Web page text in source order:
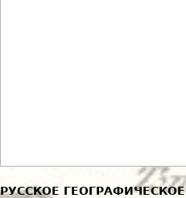
РУССКОЕ ГЕОГРАФИЧЕСКОЕ